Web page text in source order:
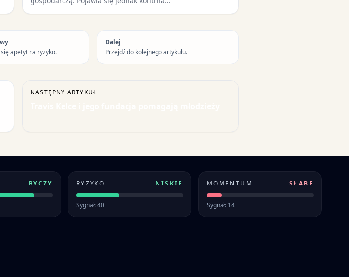
apetyt na ryzyko.
Dalej
Przejdź do kolejnego artykułu.
NASTĘPNY ARTYKUŁ
BYCZY RYZYKO NISKIE
Sygnał: 40
MOMENTUM SŁABE
Sygnał: 14